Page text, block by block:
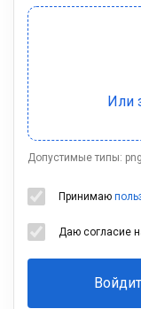
Допустимые типы:
Принимаю
Даю согласие